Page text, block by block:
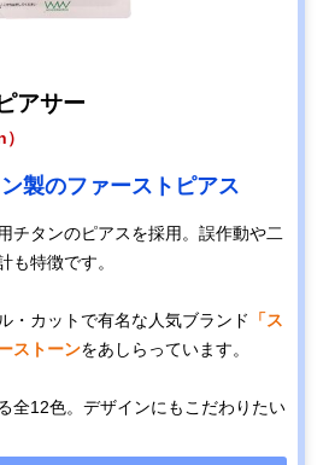
アサー
製のファーストピアス
チタンのピアスを採用。誤作動や二
も特徴です。
・カットで有名な人気ブランド
「ス
ストーンをあしらっています。
全12色。デザインにもこだわりたい